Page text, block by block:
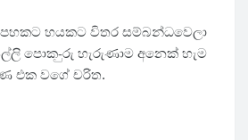
පහකට හයකට විතර සම්බන්ධවෙලා
පොක-ුරු හැරුණාම අනෙක් හැම
එක වගේ චරිත.